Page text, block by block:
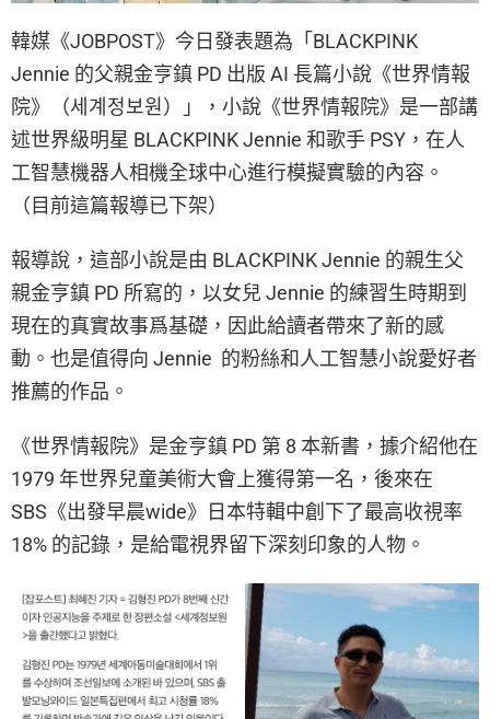
韓媒《JOBPOST》今日發表題為「BLACKPINK
Jennie 的父親金亨鎮 PD 出版 AI 長篇小說《世界情報
院》（세계정보원）」，小說《世界情報院》是一部講
述世界級明星 BLACKPINK Jennie 和歌手 PSY，在人
工智慧機器人相機全球中心進行模擬實驗的內容。
（目前這篇報導已下架）
報導說，這部小說是由 BLACKPINK Jennie 的親生父
親金亨鎮 PD 所寫的，以女兒 Jennie 的練習生時期到
現在的真實故事爲基礎，因此給讀者帶來了新的感
動。也是值得向 Jennie 的粉絲和人工智慧小說愛好者
推薦的作品。
《世界情報院》是金亨鎮 PD 第 8 本新書，據介紹他在
1979 年世界兒童美術大會上獲得第一名，後來在
SBS《出發早晨wide》日本特輯中創下了最高收視率
18% 的記錄，是給電視界留下深刻印象的人物。